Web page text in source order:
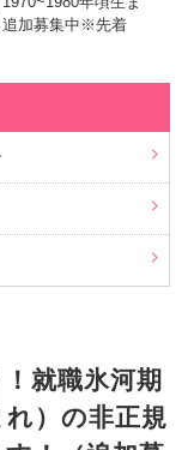
追加募集中※先着
就職氷河期
）の非正規